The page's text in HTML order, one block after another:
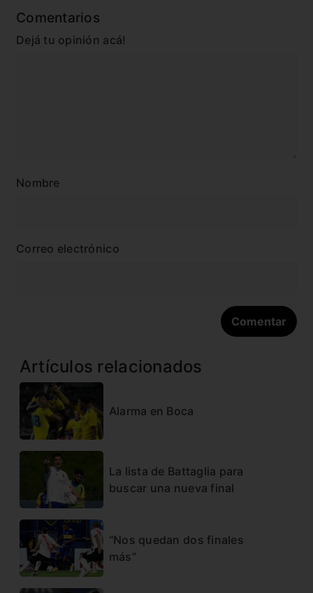
Comentarios
Dejá tu opinión acá!
Nombre
Correo electrónico
Artículos relacionados
Alarma en Boca
La lista de Battaglia para
buscar una nueva final
“Nos quedan dos finales
más”